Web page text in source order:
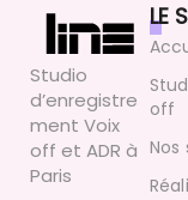
Studio
d’enregistre
ment Voix
off et ADR à
Paris
LE
off
Nos